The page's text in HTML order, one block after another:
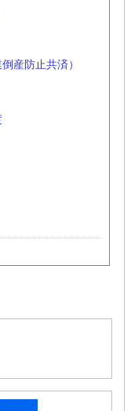
産防止共済）